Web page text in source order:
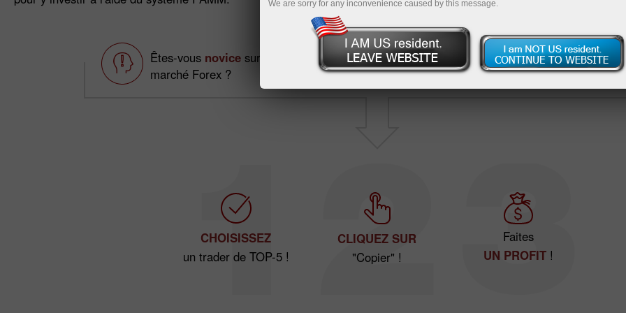
Êtes-vous novicesur le
marché Forex ?
Voulez-vous fairedu
profit?
Vous ne savez
où commencer?
CHOISISSEZ
un trader de TOP-5 !
CLIQUEZ SUR
"Copier" !
Faites
UN PROFIT!
We are sorry for any inconvenience caused by this message.